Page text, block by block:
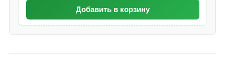
Добавить в корзину